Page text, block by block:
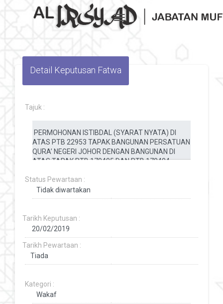
Toggle navigation
Detail Keputusan Fatwa
Tajuk :
Status Pewartaan :
Tarikh Keputusan :
Tarikh Pewartaan :
Kategori :